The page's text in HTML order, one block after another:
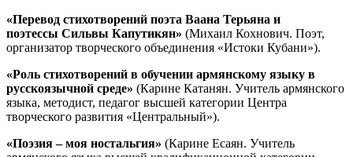
«Перевод стихотворений поэта Ваана Терьяна и
поэтессы Сильвы Капутикян» (Михаил Кохнович. Поэт,
организатор творческого объединения «Истоки Кубани»).
«Роль стихотворений в обучении армянскому языку в
русскоязычной среде» (Карине Катанян. Учитель армянского
языка, методист, педагог высшей категории Центра
творческого развития «Центральный»).
«Поэзия – моя ностальгия» (Карине Есаян. Учитель